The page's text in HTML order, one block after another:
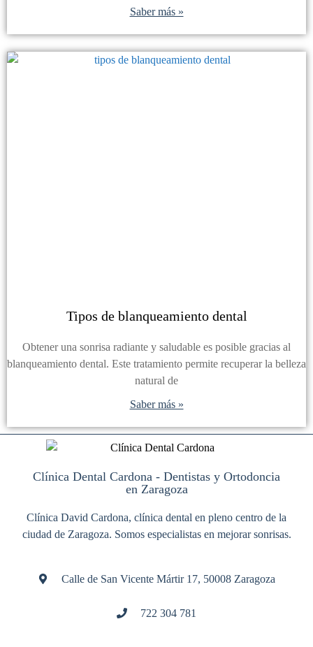
Saber más »
Tipos de blanqueamiento dental
Obtener una sonrisa radiante y saludable es posible gracias al
blanqueamiento dental. Este tratamiento permite recuperar la belleza
natural de
Saber más »
Clínica Dental Cardona - Dentistas y Ortodoncia
en Zaragoza
Clínica David Cardona, clínica dental en pleno centro de la
ciudad de Zaragoza. Somos especialistas en mejorar sonrisas.
Calle de San Vicente Mártir 17, 50008 Zaragoza
722 304 781